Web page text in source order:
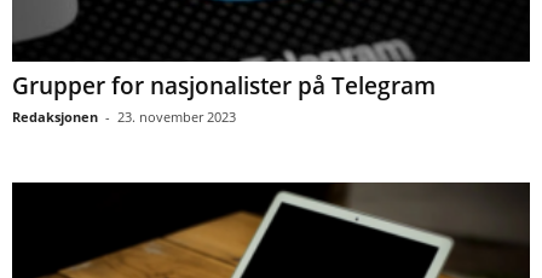
Grupper for nasjonalister på Telegram
Redaksjonen - 23. november 2023